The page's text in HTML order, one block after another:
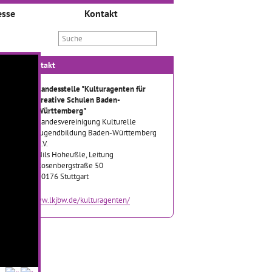
Kontakt
Kontakt
Landesstelle "Kulturagenten für
kreative Schulen Baden-
Württemberg"
Landesvereinigung Kulturelle
Jugendbildung Baden-Württemberg
e.V.
Nils Hoheußle, Leitung
Rosenbergstraße 50
70176 Stuttgart
www.lkjbw.de/kulturagenten/